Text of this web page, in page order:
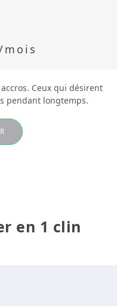
mois
Ceux qui désirent
pendant longtemps.
en 1 clin